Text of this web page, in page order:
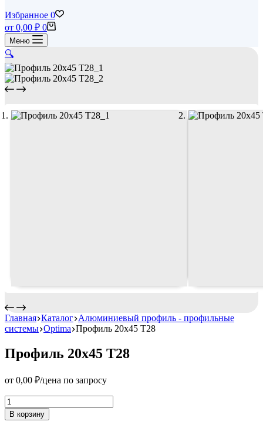
Избранное 0
Корзина
от 0,00 ₽ 0
Меню
🔍
Главная Каталог Алюминиевый профиль - профильные
системы Optima Профиль 20х45 T28
Профиль 20х45 T28
от 0,00 ₽/цена по запросу
Профиль
20х45
T28
В корзину